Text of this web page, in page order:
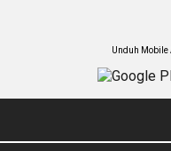
Unduh Mobile